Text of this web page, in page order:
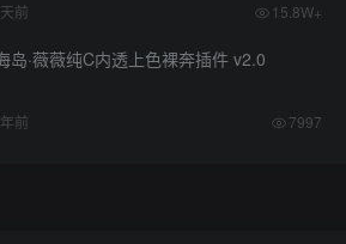
前 15.8W+
岛·薇薇纯C内透上色裸奔插件 v2.0
前 7997